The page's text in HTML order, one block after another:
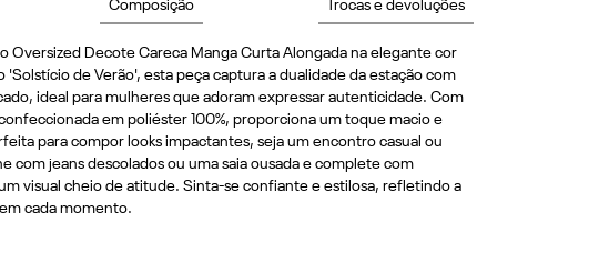
Composição Trocas e devoluções
Oversized Decote Careca Manga Curta Alongada na elegante cor
'Solstício de Verão', esta peça captura a dualidade da estação com
ideal para mulheres que adoram expressar autenticidade. Com
em poliéster 100%, proporciona um toque macio e
para compor looks impactantes, seja um encontro casual ou
com jeans descolados ou uma saia ousada e complete com
visual cheio de atitude. Sinta-se confiante e estilosa, refletindo a
cada momento.